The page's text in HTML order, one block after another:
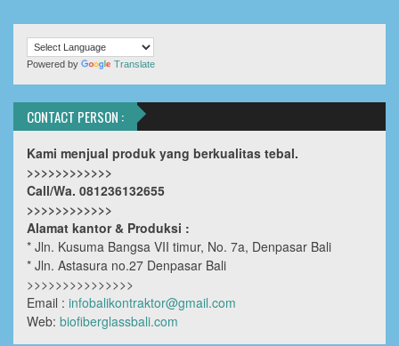
Powered by Translate
CONTACT PERSON :
Kami menjual produk yang berkualitas tebal.
>>>>>>>>>>>>
Call/Wa. 081236132655
>>>>>>>>>>>>
Alamat kantor & Produksi :
* Jln. Kusuma Bangsa VII timur, No. 7a, Denpasar Bali
* Jln. Astasura no.27 Denpasar Bali
>>>>>>>>>>>>>>>
Email : infobalikontraktor@gmail.com
Web: biofiberglassbali.com